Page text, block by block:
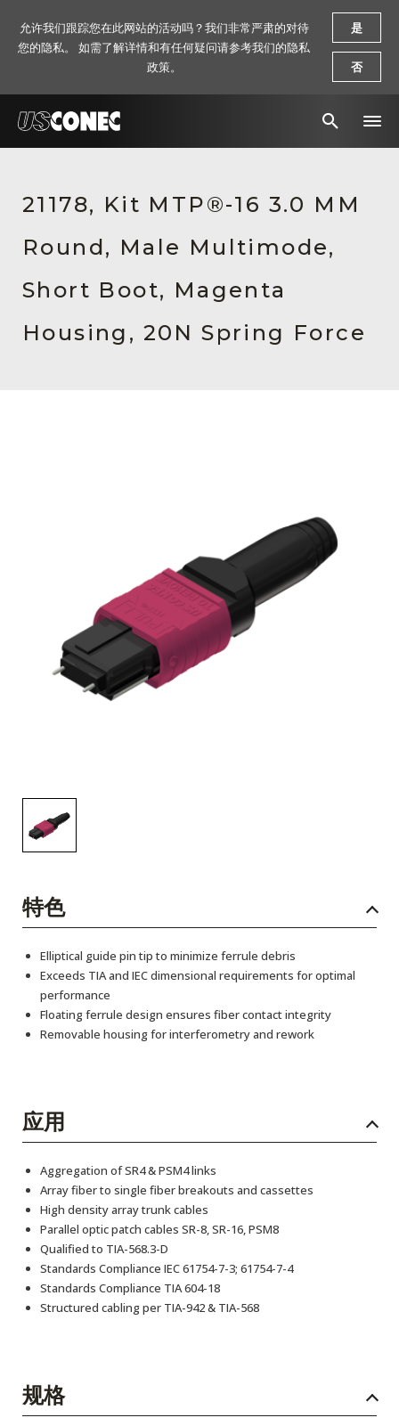
解决方案
产品
资源
关于我们
21178, Kit MTP®-16 3.0 MM
Round, Male Multimode,
Short Boot, Magenta
Housing, 20N Spring Force
特色
Elliptical guide pin tip to minimize ferrule debris
Exceeds TIA and IEC dimensional requirements for optimal
performance
Floating ferrule design ensures fiber contact integrity
Removable housing for interferometry and rework
应用
Aggregation of SR4 & PSM4 links
Array fiber to single fiber breakouts and cassettes
High density array trunk cables
Parallel optic patch cables SR-8, SR-16, PSM8
Qualified to TIA-568.3-D
Standards Compliance IEC 61754-7-3; 61754-7-4
Standards Compliance TIA 604-18
Structured cabling per TIA-942 & TIA-568
规格
允许我们跟踪您在此网站的活动吗？我们非常严肃的对待
您的隐私。 如需了解详情和有任何疑问请参考我们的隐私
政策。
是
否